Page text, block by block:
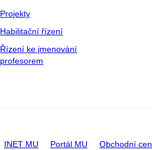
Projekty
Habilitační řízení
Řízení ke jmenování
profesorem
INET MU Portál MU Obchodní